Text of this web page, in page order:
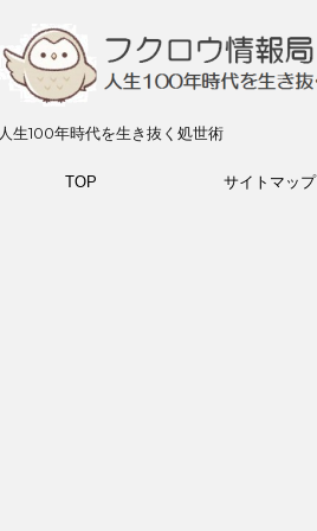
人生100年時代を生き抜く処世術
TOP サイトマップ